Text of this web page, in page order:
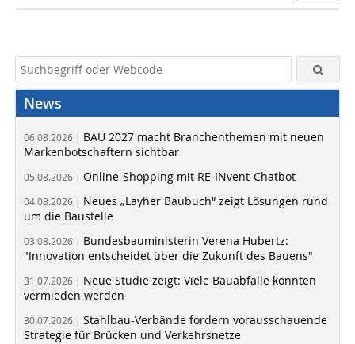
News
06.08.2026 | BAU 2027 macht Branchenthemen mit neuen
Markenbotschaftern sichtbar
05.08.2026 | Online-Shopping mit RE-INvent-Chatbot
04.08.2026 | Neues „Layher Baubuch“ zeigt Lösungen rund
um die Baustelle
03.08.2026 | Bundesbauministerin Verena Hubertz:
"Innovation entscheidet über die Zukunft des Bauens"
31.07.2026 | Neue Studie zeigt: Viele Bauabfälle könnten
vermieden werden
30.07.2026 | Stahlbau-Verbände fordern vorausschauende
Strategie für Brücken und Verkehrsnetze